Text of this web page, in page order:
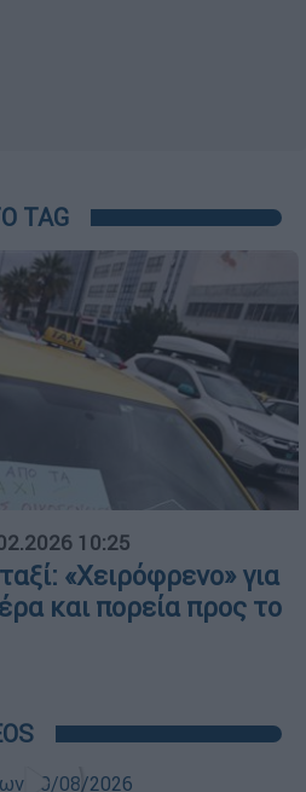
TAG
10:25
«Χειρόφρενο» για
και πορεία προς το